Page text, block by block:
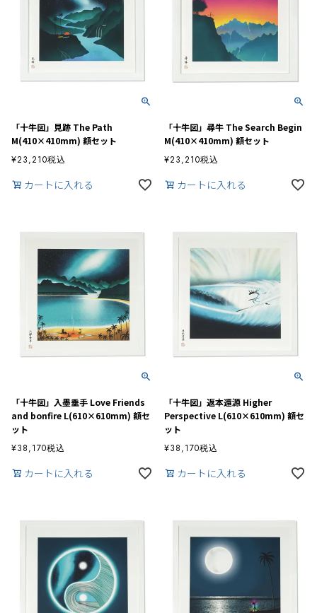
「十牛図」見跡 The Path
M(410×410mm) 額セット
¥23,210税込
カートに入れる
「十牛図」尋牛 The Search Begin
M(410×410mm) 額セット
¥23,210税込
カートに入れる
「十牛図」入墨垂手 Love Friends
and bonfire L(610×610mm) 額セ
ット
¥38,170税込
カートに入れる
「十牛図」返本還源 Higher
Perspective L(610×610mm) 額セ
ット
¥38,170税込
カートに入れる